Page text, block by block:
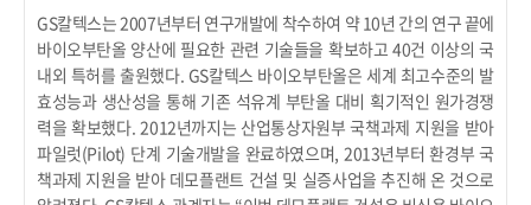
GS칼텍스는 2007년부터 연구개발에 착수하여 약 10년 간의 연구 끝에
바이오부탄올 양산에 필요한 관련 기술들을 확보하고 40건 이상의 국
내외 특허를 출원했다. GS칼텍스 바이오부탄올은 세계 최고수준의 발
효성능과 생산성을 통해 기존 석유계 부탄올 대비 획기적인 원가경쟁
력을 확보했다. 2012년까지는 산업통상자원부 국책과제 지원을 받아
파일럿(Pilot) 단계 기술개발을 완료하였으며, 2013년부터 환경부 국
책과제 지원을 받아 데모플랜트 건설 및 실증사업을 추진해 온 것으로